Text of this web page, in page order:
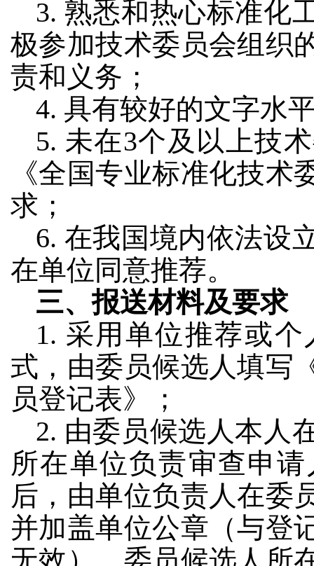
3. 熟悉和热心标准化
极参加技术委员会组织
责和义务；
4. 具有较好的文字水
5. 未在3个及以上技
《全国专业标准化技
求；
6. 在我国境内依法设
在单位同意推荐。
三、报送材料及要求
1. 采用单位推荐或
式，由委员候选人填写
员登记表》；
2. 由委员候选人本人
所在单位负责审查申
后，由单位负责人在委
并加盖单位公章（与登